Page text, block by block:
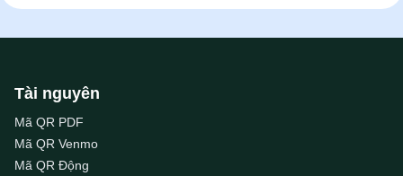
Tài nguyên
Mã QR PDF
Mã QR Venmo
Mã QR Động